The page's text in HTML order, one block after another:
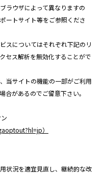
ラウザによって異なりますの
ートサイト等をご参照くださ
スについてはそれぞれ下記のリ
セス解析を無効化することがで
当サイトの機能の一部がご利用
合があるのでご留意下さい。
）
状況を適宜見直し、継続的な改